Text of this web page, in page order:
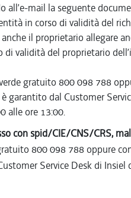
all’e-mail la seguente
in corso di validità del
il proprietario allegare
validità del proprietario
gratuito 800 098 788
garantito dal Customer
alle ore 13:00.
con spid/CIE/CNS/CRS,
800 098 788 oppure
Service Desk di Insiel